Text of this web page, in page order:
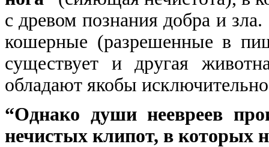
с древом познания добра и
кошерные (разрешенные в
существует и другая
обладают якобы
“Однако души неевреев
нечистых клипот, в которых